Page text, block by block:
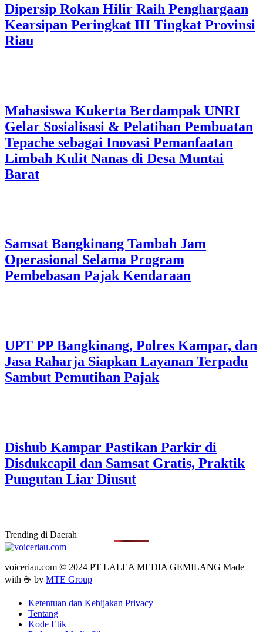
Dipersip Rokan Hilir Raih Penghargaan
Kearsipan Peringkat III Tingkat Provinsi
Riau
Mahasiswa Kukerta Berdampak UNRI
Gelar Sosialisasi & Pelatihan Pembuatan
Tepache sebagai Inovasi Pemanfaatan
Limbah Kulit Nanas di Desa Muntai
Barat
Samsat Bangkinang Tambah Jam
Operasional Selama Program
Pembebasan Pajak Kendaraan
UPT PP Bangkinang, Polres Kampar, dan
Jasa Raharja Siapkan Layanan Terpadu
Sambut Pemutihan Pajak
Dishub Kampar Pastikan Parkir di
Disdukcapil dan Samsat Gratis, Praktik
Pungutan Liar Diusut
Trending di Daerah
voiceriau.com © 2024 PT LALEA MEDIA GEMILANG Made
with ☕ by MTE Group
Ketentuan dan Kebijakan Privacy
Tentang
Kode Etik